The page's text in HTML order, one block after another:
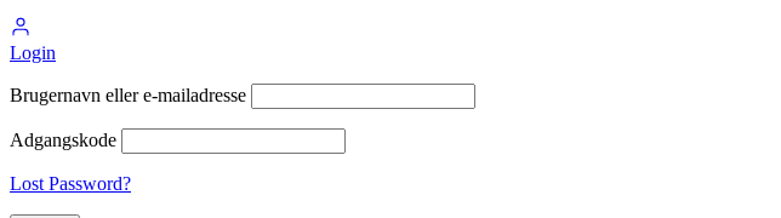
Login
Brugernavn eller e-mailadresse
Adgangskode
Lost Password?